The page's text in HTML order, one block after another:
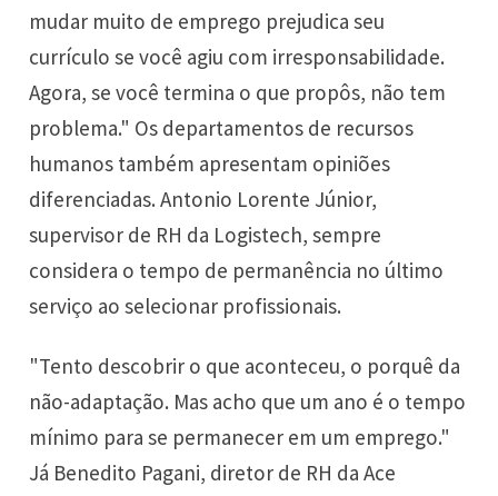
mudar muito de emprego prejudica seu
currículo se você agiu com irresponsabilidade.
Agora, se você termina o que propôs, não tem
problema." Os departamentos de recursos
humanos também apresentam opiniões
diferenciadas. Antonio Lorente Júnior,
supervisor de RH da Logistech, sempre
considera o tempo de permanência no último
serviço ao selecionar profissionais.
"Tento descobrir o que aconteceu, o porquê da
não-adaptação. Mas acho que um ano é o tempo
mínimo para se permanecer em um emprego."
Já Benedito Pagani, diretor de RH da Ace